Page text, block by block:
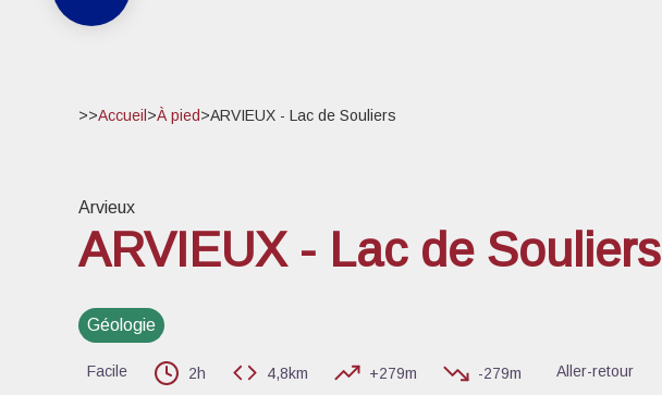
>>Accueil >À pied>ARVIEUX - Lac de Souliers
Arvieux
ARVIEUX - Lac de Souliers
Géologie
Facile 2h 4,8km +279m -279m Aller-retour